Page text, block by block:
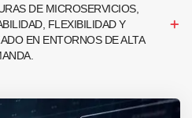
DE MICROSERVICIOS,
FLEXIBILIDAD Y
EN ENTORNOS DE ALTA